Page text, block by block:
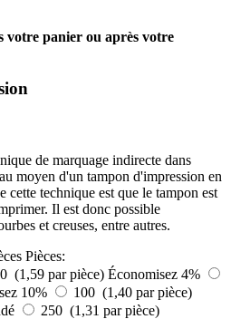
votre panier ou après votre
de marquage indirecte dans
moyen d'un tampon d'impression en
cette technique est que le tampon est
Il est donc possible
et creuses, entre autres.
Pièces:
(1,59 par pièce) Économisez 4%
10%
100 (1,40 par pièce)
250 (1,31 par pièce)